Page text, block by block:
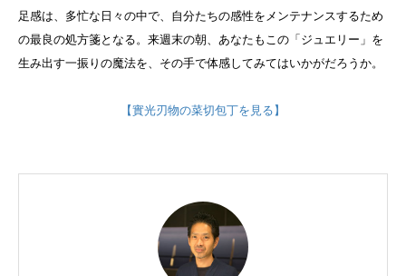
足感は、多忙な日々の中で、自分たちの感性をメンテナンスするため
の最良の処方箋となる。来週末の朝、あなたもこの「ジュエリー」を
生み出す一振りの魔法を、その手で体感してみてはいかがだろうか。
【實光刃物の菜切包丁を見る】